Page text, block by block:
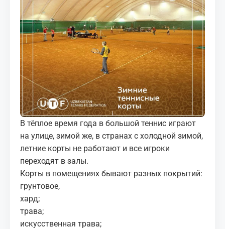
МЕДИА
КОРТЫ
КОНТАКТЫ
UZ-PIN
В тёплое время года в большой теннис играют
на улице, зимой же, в странах с холодной зимой,
летние корты не работают и все игроки
переходят в залы.
Корты в помещениях бывают разных покрытий:
грунтовое,
хард;
трава;
искусственная трава;